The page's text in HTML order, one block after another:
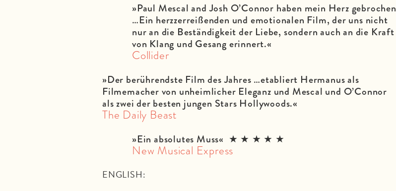
»Paul Mescal and Josh O’Connor haben mein Herz gebrochen
…Ein herzzerreißenden und emotionalen Film, der uns nicht
nur an die Beständigkeit der Liebe, sondern auch an die Kraft
von Klang und Gesang erinnert.«
Collider
»Der berührendste Film des Jahres …etabliert Hermanus als
Filmemacher von unheimlicher Eleganz und Mescal und O’Connor
als zwei der besten jungen Stars Hollywoods.«
The Daily Beast
»Ein absolutes Muss« ★ ★ ★ ★ ★
New Musical Express
ENGLISH: